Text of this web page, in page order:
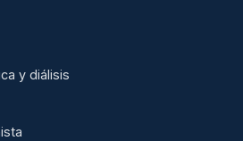
y diálisis